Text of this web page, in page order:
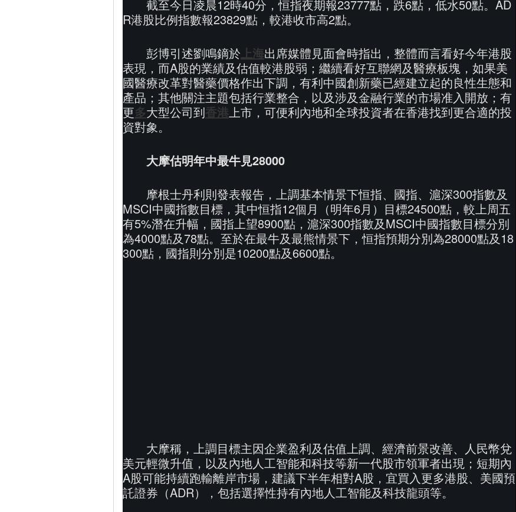
截至今日凌晨12時40分，恒指夜期報23777點，跌6點，低水50點。AD
R港股比例指數報23829點，較港收市高2點。
彭博引述劉鳴鏑於 上海出席媒體見面會時指出，整體而言看好今年港股
表現，而A股的業績及估值較港股弱；繼續看好互聯網及醫療板塊，如果美
國醫療改革對醫藥價格作出下調，有利中國創新藥已經建立起的良性生態和
產品；其他關注主題包括行業整合，以及涉及金融行業的市場准入開放；有
更多大型公司到香港 上市，可便利內地和全球投資者在香港找到更合適的投
資對象。
大摩估明年中最牛見28000
摩根士丹利則發表報告，上調基本情景下恒指、國指、滬深300指數及
MSCI中國指數目標，其中恒指12個月（明年6月）目標24500點，較上周五
有5%潛在升幅，國指上望8900點，滬深300指數及MSCI中國指數目標分別
為4000點及78點。至於在最牛及最熊情景下，恒指預期分別為28000點及18
300點，國指則分別是10200點及6600點。
大摩稱，上調目標主因企業盈利及估值上調、經濟前景改善、人民幣兌
美元輕微升值，以及內地人工智能和科技等新一代股市領軍者出現；短期內
A股可能持續跑輸離岸市場，建議下半年相對A股，宜買入更多港股、美國預
託證券（ADR），包括選擇性持有內地人工智能及科技龍頭等。